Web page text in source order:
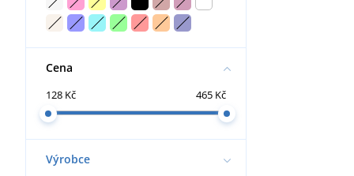
Cena
128 Kč 465 Kč
Výrobce